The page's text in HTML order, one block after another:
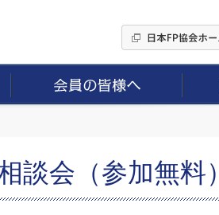
談会（参加無料）